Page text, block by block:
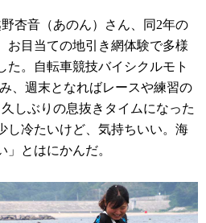
杏音（あのん）さん、同2年の
お目当ての地引き網体験で多様
た。自転車競技バイシクルモト
、週末となればレースや練習の
しぶりの息抜きタイムになった
し冷たいけど、気持ちいい。海
とはにかんだ。